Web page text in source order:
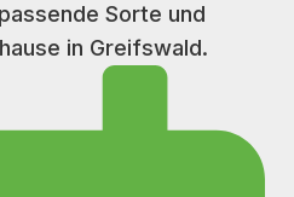
Sorte und
in Greifswald.